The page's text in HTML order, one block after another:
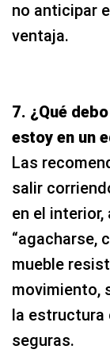
no anticipar
ventaja.
7. ¿Qué
estoy en un
Las
salir
en el
“agacharse,
mueble
movimiento,
la estructura
seguras.